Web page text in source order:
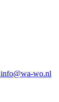
info@wa-wo.nl